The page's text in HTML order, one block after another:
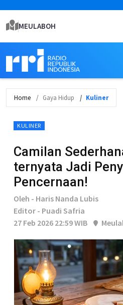
MEULABOH
Home Gaya Hidup Kuliner
KULINER
Camilan
ternyata Jadi
Pencernaan!
Oleh - Haris Nanda Lubis
Editor - Puadi Safria
27 Feb 2026 22:59 WIB